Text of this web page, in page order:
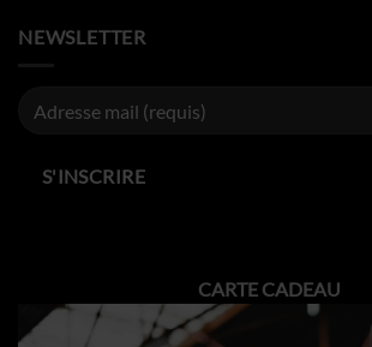
NEWSLETTER
CARTE CADEAU